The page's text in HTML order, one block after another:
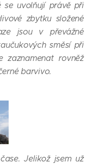
se uvolňují právě při
zbytku složené
jsou v převážné
směsí při
zaznamenat rovněž
barvivo.
Jelikož jsem už